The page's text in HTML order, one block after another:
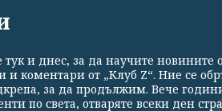
и днес, за да научите новините
и коментари от „Клуб Z“. Ние се
за да продължим. Вече
по света, отваряте всеки ден